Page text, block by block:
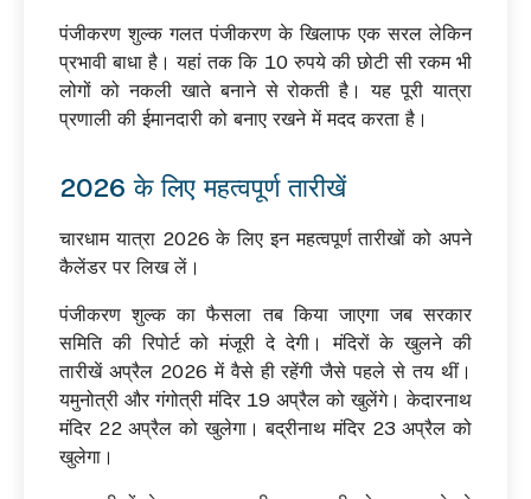
पंजीकरण शुल्क गलत पंजीकरण के खिलाफ एक सरल लेकिन
प्रभावी बाधा है। यहां तक कि 10 रुपये की छोटी सी रकम भी
लोगों को नकली खाते बनाने से रोकती है। यह पूरी यात्रा
प्रणाली की ईमानदारी को बनाए रखने में मदद करता है।
2026 के लिए महत्वपूर्ण तारीखें
चारधाम यात्रा 2026 के लिए इन महत्वपूर्ण तारीखों को अपने
कैलेंडर पर लिख लें।
पंजीकरण शुल्क का फैसला तब किया जाएगा जब सरकार
समिति की रिपोर्ट को मंजूरी दे देगी। मंदिरों के खुलने की
तारीखें अप्रैल 2026 में वैसे ही रहेंगी जैसे पहले से तय थीं।
यमुनोत्री और गंगोत्री मंदिर 19 अप्रैल को खुलेंगे। केदारनाथ
मंदिर 22 अप्रैल को खुलेगा। बद्रीनाथ मंदिर 23 अप्रैल को
खुलेगा।